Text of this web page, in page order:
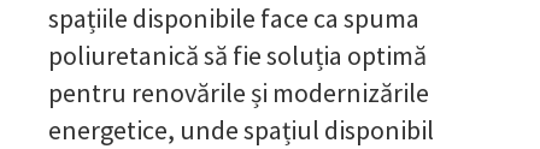
spațiile disponibile face ca spuma
poliuretanică să fie soluția optimă
pentru renovările și modernizările
energetice, unde spațiul disponibil